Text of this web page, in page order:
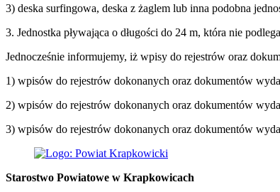
3) deska surfingowa, deska z żaglem lub inna podobna
3. Jednostka pływająca o długości do 24 m, która nie
Jednocześnie informujemy, iż wpisy do rejestrów oraz
1) wpisów do rejestrów dokonanych oraz dokumentów
2) wpisów do rejestrów dokonanych oraz dokumentów
3) wpisów do rejestrów dokonanych oraz dokumentów
Starostwo Powiatowe w Krapkowicach